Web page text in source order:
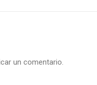
un comentario.